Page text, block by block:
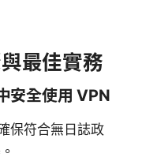
最佳實務
安全使用 VPN
保符合無日誌政